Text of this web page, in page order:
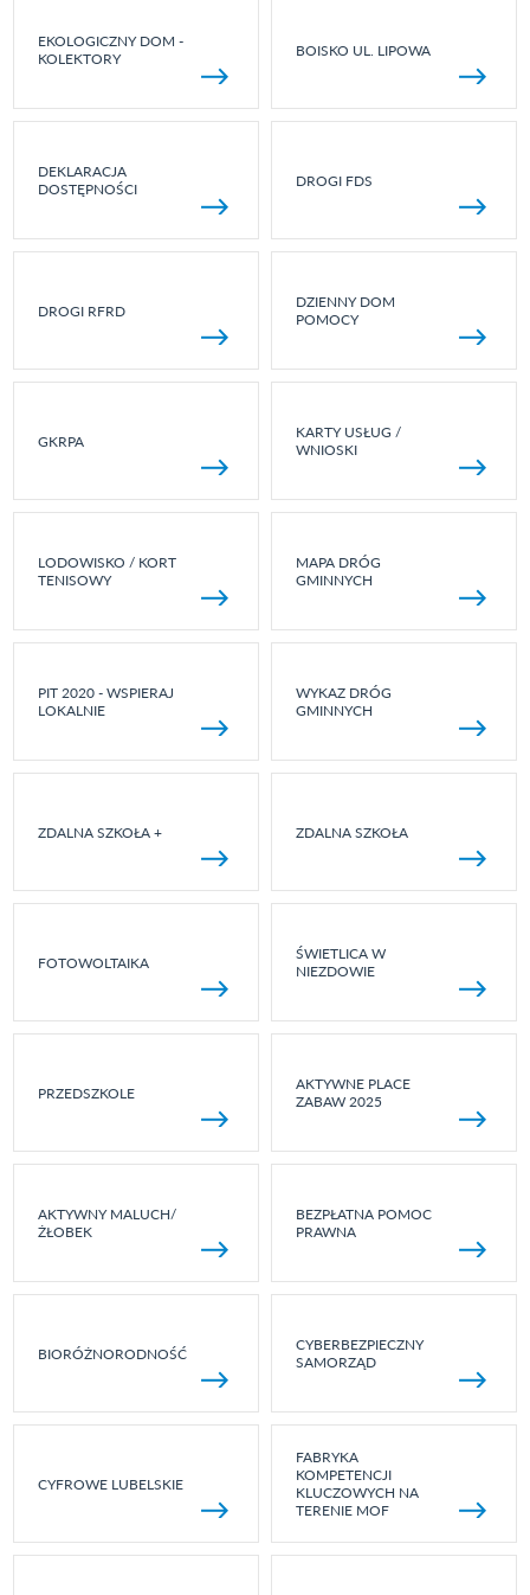
EKOLOGICZNY DOM -
KOLEKTORY
BOISKO UL. LIPOWA
DEKLARACJA
DOSTĘPNOŚCI
DROGI FDS
DROGI RFRD
DZIENNY DOM
POMOCY
GKRPA
KARTY USŁUG /
WNIOSKI
LODOWISKO / KORT
TENISOWY
MAPA DRÓG
GMINNYCH
PIT 2020 - WSPIERAJ
LOKALNIE
WYKAZ DRÓG
GMINNYCH
ZDALNA SZKOŁA + ZDALNA SZKOŁA
FOTOWOLTAIKA
ŚWIETLICA W
NIEZDOWIE
PRZEDSZKOLE
AKTYWNE PLACE
ZABAW 2025
AKTYWNY MALUCH/
ŻŁOBEK
BEZPŁATNA POMOC
PRAWNA
BIORÓŻNORODNOŚĆ
CYBERBEZPIECZNY
SAMORZĄD
CYFROWE LUBELSKIE
FABRYKA
KOMPETENCJI
KLUCZOWYCH NA
TERENIE MOF